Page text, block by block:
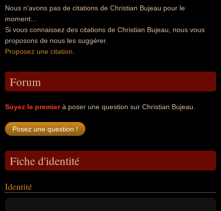
Nous n'avons pas de citations de Christian Bujeau pour le
moment...
Si vous connaissez des citations de Christian Bujeau, nous vous
proposons de nous les suggérer.
Proposez une citation
Forum
Soyez le premierà poser une question sur Christian Bujeau.
Fiche d'identité
Identité